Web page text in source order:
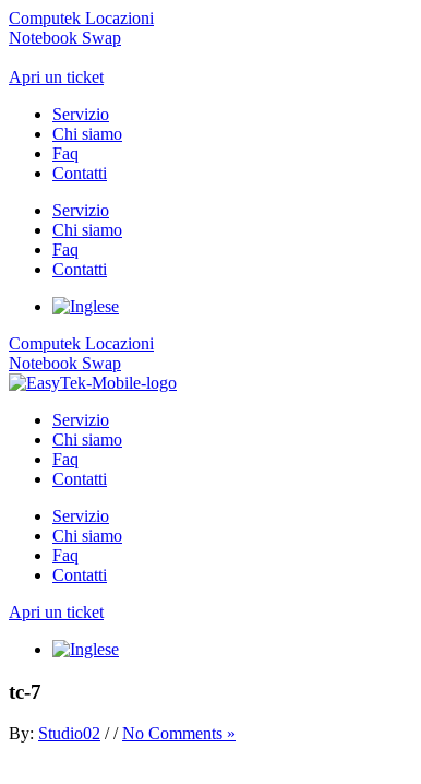
Computek Locazioni
Notebook Swap
Apri un ticket
Servizio
Chi siamo
Faq
Contatti
Servizio
Chi siamo
Faq
Contatti
Computek Locazioni
Notebook Swap
Servizio
Chi siamo
Faq
Contatti
Servizio
Chi siamo
Faq
Contatti
Apri un ticket
tc-7
By: Studio02 / / No Comments »